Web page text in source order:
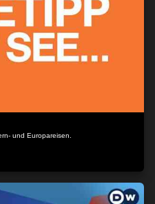
und Europareisen.